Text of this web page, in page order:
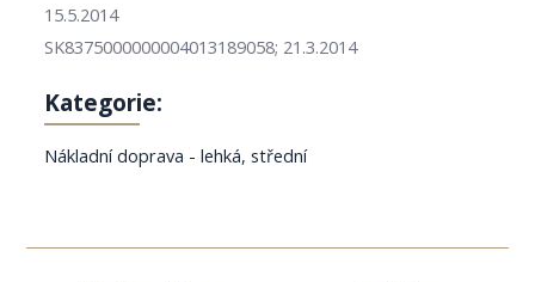
15.5.2014
SK8375000000004013189058; 21.3.2014
Kategorie:
Nákladní doprava - lehká, střední